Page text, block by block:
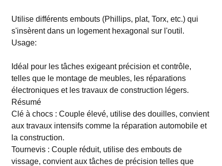
Utilise différents embouts (Phillips, plat, Torx, etc.) qui
s'insèrent dans un logement hexagonal sur l'outil.
Usage:
Idéal pour les tâches exigeant précision et contrôle,
telles que le montage de meubles, les réparations
électroniques et les travaux de construction légers.
Résumé
Clé à chocs : Couple élevé, utilise des douilles, convient
aux travaux intensifs comme la réparation automobile et
la construction.
Tournevis : Couple réduit, utilise des embouts de
vissage, convient aux tâches de précision telles que